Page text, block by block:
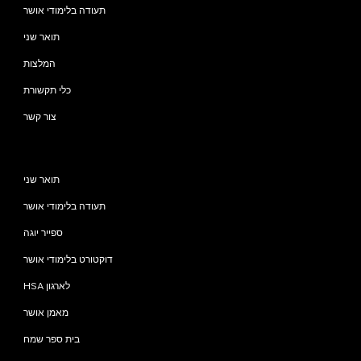
תעודה בלימודי אושר
תואר שני
המלצות
כלי תקשורת
צור קשר
תואר שני
תעודה בלימודי אושר
ספייר יוגה
דוקטורט בלימודי אושר
HSA לארגון
מאמן אושר
בית ספר שמח